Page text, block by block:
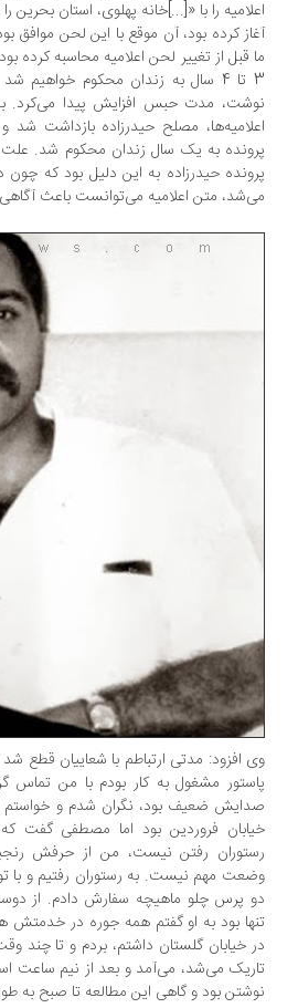
را با «[...]‌خانه پهلوی، استان بحرین را
کرده بود، آن موقع با این لحن موافق بودم.
قبل از تغییر لحن اعلامیه محاسبه کرده بودیم
3 تا 4 سال به زندان محکوم خواهیم شد اما
مدت حبس افزایش پیدا می‌کرد. به هر
مصلح حیدرزاده بازداشت شد و بدون
به یک سال زندان محکوم شد. علت الصاق
حیدرزاده به این دلیل بود که چون در
متن اعلامیه می‌توانست باعث آگاهی و
افزود: مدتی ارتباطم با شعاییان قطع شد تا
مشغول به کار بودم با من تماس گرفت،
ضعیف بود، نگران شدم و خواستم بیاید
فروردین بود اما مصطفی گفت که
رفتن نیست، من از حرفش رنجیدم و
مهم نیست. به رستوران رفتیم و با توجه
پرس چلو ماهیچه سفارش دادم. از دوستانش
بود به او گفتم همه جوره در خدمتش هستم.
خیابان گلستان داشتم، بردم و تا چند وقت
می‌شد، می‌آمد و بعد از نیم ساعت استراحت
بود و گاهی این مطالعه تا صبح به طول